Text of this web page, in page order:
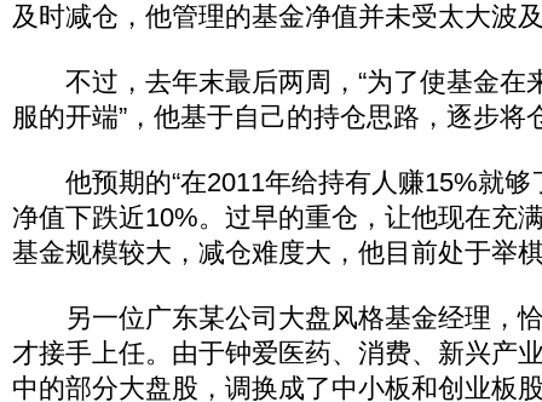
及时减仓，他管理的基金净值并未受太大波
不过，去年末最后两周，“为了使基金在
服的开端”，他基于自己的持仓思路，逐步将
他预期的“在2011年给持有人赚15%就够
净值下跌近10%。过早的重仓，让他现在充
基金规模较大，减仓难度大，他目前处于举
另一位广东某公司大盘风格基金经理，恰
才接手上任。由于钟爱医药、消费、新兴产
中的部分大盘股，调换成了中小板和创业板